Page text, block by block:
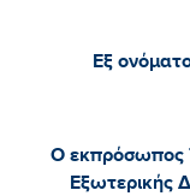
Εξ
Ο εκπρόσωπος
Εξωτερικής